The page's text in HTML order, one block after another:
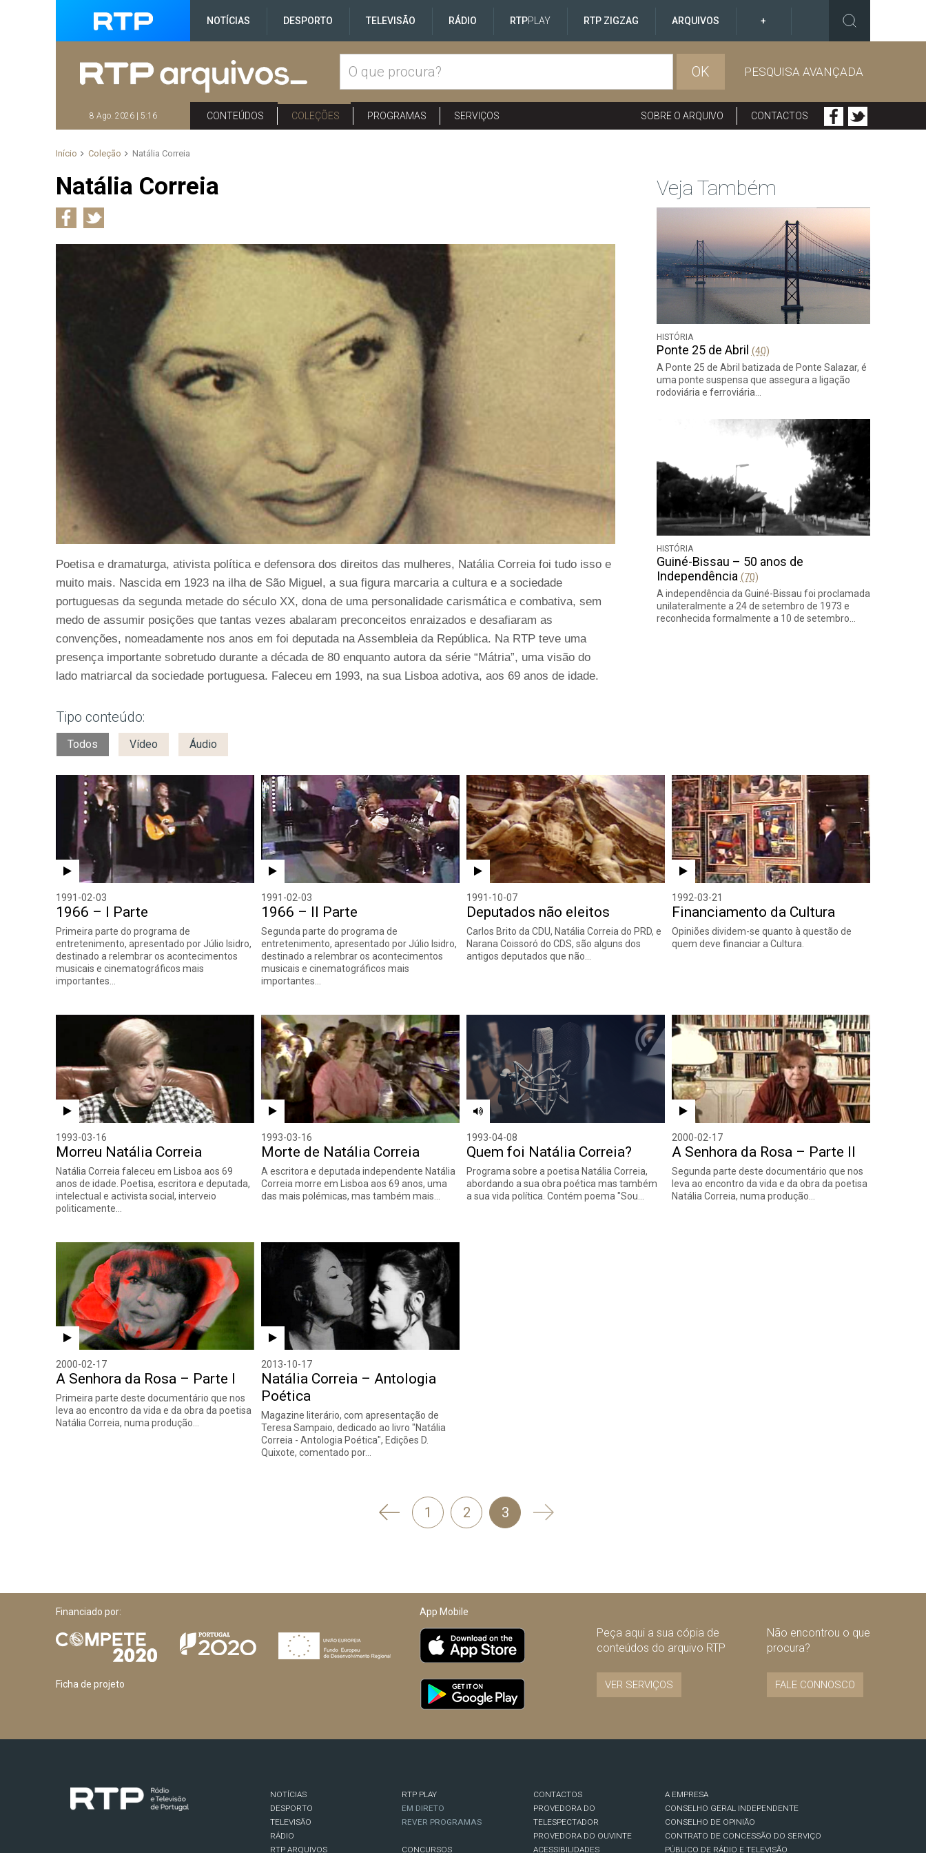
NOTÍCIAS DESPORTO TELEVISÃO RÁDIO RTPPLAY RTP ZIGZAG ARQUIVOS +
OK PESQUISA AVANÇADA
8 Ago. 2026 | 5:16 CONTEÚDOS COLEÇÕES PROGRAMAS SERVIÇOS SOBRE O ARQUIVO CONTACTOS
Início Coleção Natália Correia
Natália Correia
Poetisa e dramaturga, ativista política e defensora dos direitos das mulheres, Natália Correia foi tudo isso e
muito mais. Nascida em 1923 na ilha de São Miguel, a sua figura marcaria a cultura e a sociedade
portuguesas da segunda metade do século XX, dona de uma personalidade carismática e combativa, sem
medo de assumir posições que tantas vezes abalaram preconceitos enraizados e desafiaram as
convenções, nomeadamente nos anos em foi deputada na Assembleia da República. Na RTP teve uma
presença importante sobretudo durante a década de 80 enquanto autora da série “Mátria”, uma visão do
lado matriarcal da sociedade portuguesa. Faleceu em 1993, na sua Lisboa adotiva, aos 69 anos de idade.
Tipo conteúdo:
Todos Vídeo Áudio
1991-02-03
1966 – I Parte
Primeira parte do programa de
entretenimento, apresentado por Júlio Isidro,
destinado a relembrar os acontecimentos
musicais e cinematográficos mais
importantes…
1991-02-03
1966 – II Parte
Segunda parte do programa de
entretenimento, apresentado por Júlio Isidro,
destinado a relembrar os acontecimentos
musicais e cinematográficos mais
importantes…
1991-10-07
Deputados não eleitos
Carlos Brito da CDU, Natália Correia do PRD, e
Narana Coissoró do CDS, são alguns dos
antigos deputados que não…
1992-03-21
Financiamento da Cultura
Opiniões dividem-se quanto à questão de
quem deve financiar a Cultura.
1993-03-16
Morreu Natália Correia
Natália Correia faleceu em Lisboa aos 69
anos de idade. Poetisa, escritora e deputada,
intelectual e activista social, interveio
politicamente…
1993-03-16
Morte de Natália Correia
A escritora e deputada independente Natália
Correia morre em Lisboa aos 69 anos, uma
das mais polémicas, mas também mais…
1993-04-08
Quem foi Natália Correia?
Programa sobre a poetisa Natália Correia,
abordando a sua obra poética mas também
a sua vida política. Contém poema "Sou…
2000-02-17
A Senhora da Rosa – Parte II
Segunda parte deste documentário que nos
leva ao encontro da vida e da obra da poetisa
Natália Correia, numa produção…
2000-02-17
A Senhora da Rosa – Parte I
Primeira parte deste documentário que nos
leva ao encontro da vida e da obra da poetisa
Natália Correia, numa produção…
2013-10-17
Natália Correia – Antologia
Poética
Magazine literário, com apresentação de
Teresa Sampaio, dedicado ao livro "Natália
Correia - Antologia Poética", Edições D.
Quixote, comentado por…
'
1 2 3 Seguinte
Veja Também
HISTÓRIA
Ponte 25 de Abril (40)
A Ponte 25 de Abril batizada de Ponte Salazar, é
uma ponte suspensa que assegura a ligação
rodoviária e ferroviária…
HISTÓRIA
Guiné-Bissau – 50 anos de
Independência (70)
A independência da Guiné-Bissau foi proclamada
unilateralmente a 24 de setembro de 1973 e
reconhecida formalmente a 10 de setembro…
Financiado por:
Ficha de projeto
App Mobile
Peça aqui a sua cópia de
conteúdos do arquivo RTP
VER SERVIÇOS
Não encontrou o que
procura?
FALE CONNOSCO
NOTÍCIAS
DESPORTO
TELEVISÃO
RÁDIO
RTP ARQUIVOS
RTP PLAY
EM DIRETO
REVER PROGRAMAS
CONCURSOS
CONTACTOS
PROVEDORA DO
TELESPECTADOR
PROVEDORA DO OUVINTE
ACESSIBILIDADES
A EMPRESA
CONSELHO GERAL INDEPENDENTE
CONSELHO DE OPINIÃO
CONTRATO DE CONCESSÃO DO SERVIÇO
PÚBLICO DE RÁDIO E TELEVISÃO